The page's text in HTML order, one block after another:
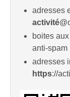
adresses
activité
boites
anti-spam
adresses
https://